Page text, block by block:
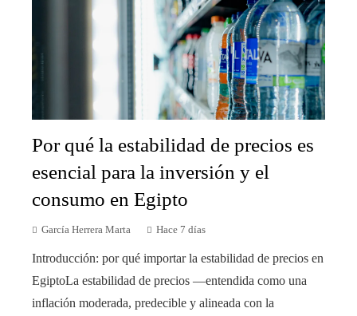
Por qué la estabilidad de precios es
esencial para la inversión y el
consumo en Egipto
García Herrera Marta Hace 7 días
Introducción: por qué importar la estabilidad de precios en
EgiptoLa estabilidad de precios —entendida como una
inflación moderada, predecible y alineada con la